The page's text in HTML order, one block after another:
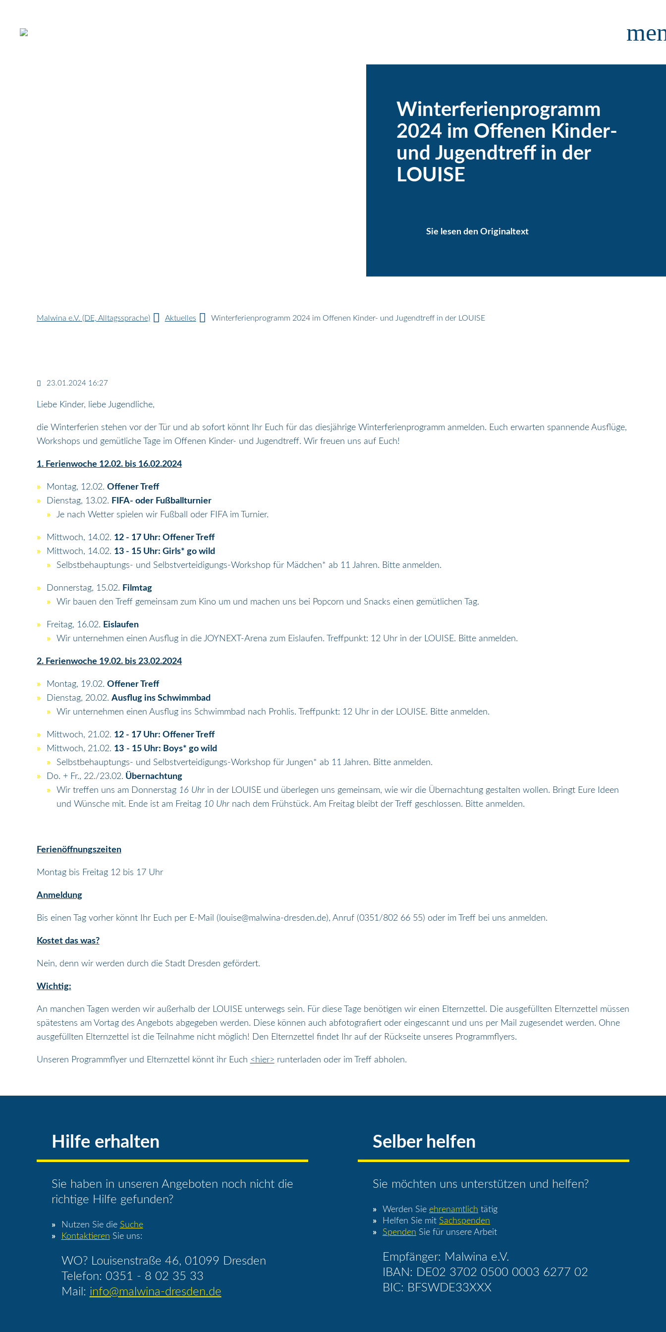
Winterferienprogramm
2024 im Offenen Kinder-
und Jugendtreff in der
LOUISE
Sie lesen den Originaltext
Malwina e.V. (DE, Alltagssprache) Aktuelles Winterferienprogramm 2024 im Offenen Kinder- und Jugendtreff in der LOUISE
23.01.2024 16:27
Liebe Kinder, liebe Jugendliche,
die Winterferien stehen vor der Tür und ab sofort könnt Ihr Euch für das diesjährige Winterferienprogramm anmelden. Euch erwarten spannende Ausflüge,
Workshops und gemütliche Tage im Offenen Kinder- und Jugendtreff. Wir freuen uns auf Euch!
1. Ferienwoche 12.02. bis 16.02.2024
Montag, 12.02. Offener Treff
Dienstag, 13.02. FIFA- oder Fußballturnier
Je nach Wetter spielen wir Fußball oder FIFA im Turnier.
Mittwoch, 14.02. 12 - 17 Uhr: Offener Treff
Mittwoch, 14.02. 13 - 15 Uhr: Girls* go wild
Selbstbehauptungs- und Selbstverteidigungs-Workshop für Mädchen* ab 11 Jahren. Bitte anmelden.
Donnerstag, 15.02. Filmtag
Wir bauen den Treff gemeinsam zum Kino um und machen uns bei Popcorn und Snacks einen gemütlichen Tag.
Freitag, 16.02. Eislaufen
Wir unternehmen einen Ausflug in die JOYNEXT-Arena zum Eislaufen. Treffpunkt: 12 Uhr in der LOUISE. Bitte anmelden.
2. Ferienwoche 19.02. bis 23.02.2024
Montag, 19.02. Offener Treff
Dienstag, 20.02. Ausflug ins Schwimmbad
Wir unternehmen einen Ausflug ins Schwimmbad nach Prohlis. Treffpunkt: 12 Uhr in der LOUISE. Bitte anmelden.
Mittwoch, 21.02. 12 - 17 Uhr: Offener Treff
Mittwoch, 21.02. 13 - 15 Uhr: Boys* go wild
Selbstbehauptungs- und Selbstverteidigungs-Workshop für Jungen* ab 11 Jahren. Bitte anmelden.
Do. + Fr., 22./23.02. Übernachtung
Wir treffen uns am Donnerstag 16 Uhr in der LOUISE und überlegen uns gemeinsam, wie wir die Übernachtung gestalten wollen. Bringt Eure Ideen
und Wünsche mit. Ende ist am Freitag 10 Uhr nach dem Frühstück. Am Freitag bleibt der Treff geschlossen. Bitte anmelden.
Ferienöffnungszeiten
Montag bis Freitag 12 bis 17 Uhr
Anmeldung
Bis einen Tag vorher könnt Ihr Euch per E-Mail (louise@malwina-dresden.de), Anruf (0351/802 66 55) oder im Treff bei uns anmelden.
Kostet das was?
Nein, denn wir werden durch die Stadt Dresden gefördert.
Wichtig:
An manchen Tagen werden wir außerhalb der LOUISE unterwegs sein. Für diese Tage benötigen wir einen Elternzettel. Die ausgefüllten Elternzettel müssen
spätestens am Vortag des Angebots abgegeben werden. Diese können auch abfotografiert oder eingescannt und uns per Mail zugesendet werden. Ohne
ausgefüllten Elternzettel ist die Teilnahme nicht möglich! Den Elternzettel findet Ihr auf der Rückseite unseres Programmflyers.
Unseren Programmflyer und Elternzettel könnt ihr Euch <hier> runterladen oder im Treff abholen.
Hilfe erhalten
Sie haben in unseren Angeboten noch nicht die
richtige Hilfe gefunden?
Nutzen Sie die Suche
Kontaktieren Sie uns:
WO? Louisenstraße 46, 01099 Dresden
Telefon: 0351 - 8 02 35 33
Mail: info@malwina-dresden.de
Selber helfen
Sie möchten uns unterstützen und helfen?
Werden Sie ehrenamtlich tätig
Helfen Sie mit Sachspenden
Spenden Sie für unsere Arbeit
Empfänger: Malwina e.V.
IBAN: DE02 3702 0500 0003 6277 02
BIC: BFSWDE33XXX